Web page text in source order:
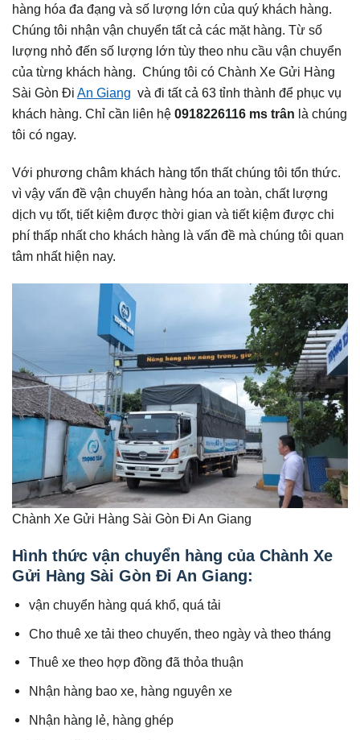
hàng hóa đa đạng và số lượng lớn của quý khách hàng.
Chúng tôi nhận vận chuyển tất cả các mặt hàng. Từ số
lượng nhỏ đến số lượng lớn tùy theo nhu cầu vận chuyển
của từng khách hàng. Chúng tôi có Chành Xe Gửi Hàng
Sài Gòn Đi An Giang và đi tất cả 63 tỉnh thành để phục vụ
khách hàng. Chỉ cần liên hệ 0918226116 ms trân là chúng
tôi có ngay.
Với phương châm khách hàng tổn thất chúng tôi tổn thức.
vì vậy vấn đề vận chuyển hàng hóa an toàn, chất lượng
dịch vụ tốt, tiết kiệm được thời gian và tiết kiệm được chi
phí thấp nhất cho khách hàng là vấn đề mà chúng tôi quan
tâm nhất hiện nay.
Chành Xe Gửi Hàng Sài Gòn Đi An Giang
Hình thức vận chuyển hàng của Chành Xe
Gửi Hàng Sài Gòn Đi An Giang:
vận chuyển hàng quá khổ, quá tải
Cho thuê xe tải theo chuyến, theo ngày và theo tháng
Thuê xe theo hợp đồng đã thỏa thuận
Nhận hàng bao xe, hàng nguyên xe
Nhận hàng lẻ, hàng ghép